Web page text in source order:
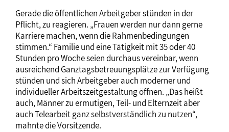
Gerade die öffentlichen Arbeitgeber stünden in der
Pflicht, zu reagieren. „Frauen werden nur dann gerne
Karriere machen, wenn die Rahmenbedingungen
stimmen.“ Familie und eine Tätigkeit mit 35 oder 40
Stunden pro Woche seien durchaus vereinbar, wenn
ausreichend Ganztagsbetreuungsplätze zur Verfügung
stünden und sich Arbeitgeber auch moderner und
individueller Arbeitszeitgestaltung öffnen. „Das heißt
auch, Männer zu ermutigen, Teil- und Elternzeit aber
auch Telearbeit ganz selbstverständlich zu nutzen“,
mahnte die Vorsitzende.